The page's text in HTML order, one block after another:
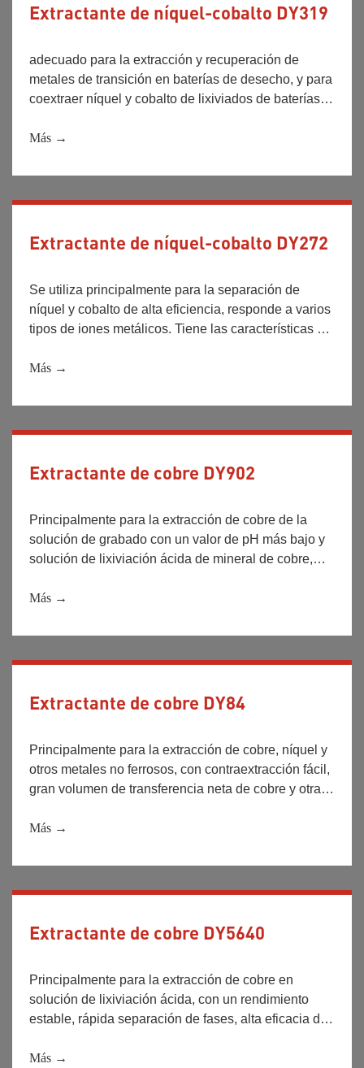
Extractante de níquel-cobalto DY319
adecuado para la extracción y recuperación de
metales de transición en baterías de desecho, y para
coextraer níquel y cobalto de lixiviados de baterías
níquel, cobalto y manganeso en determinadas
separación y recuperación de iones metálicos de
cobalto.
Más →
Extractante de níquel-cobalto DY272
Se utiliza principalmente para la separación de
níquel y cobalto de alta eficiencia, responde a varios
tipos de iones metálicos. Tiene las características de
estable al ácido y álcali, y es ampliamente utilizado
hidrometalurgia.
Más →
Extractante de cobre DY902
Principalmente para la extracción de cobre de la
solución de grabado con un valor de pH más bajo y
solución de lixiviación ácida de mineral de cobre,
Más →
Extractante de cobre DY84
Principalmente para la extracción de cobre, níquel y
otros metales no ferrosos, con contraextracción fácil,
gran volumen de transferencia neta de cobre y otras
Más →
Extractante de cobre DY5640
Principalmente para la extracción de cobre en
solución de lixiviación ácida, con un rendimiento
estable, rápida separación de fases, alta eficacia de
Más →